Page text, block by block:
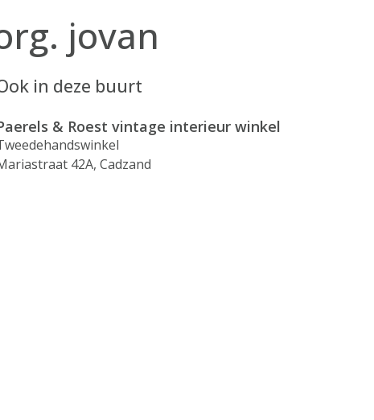
jovan
in deze buurt
& Roest vintage interieur winkel
42A, Cadzand